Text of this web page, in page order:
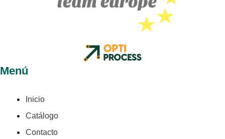
Menú
Inicio
Catálogo
Contacto